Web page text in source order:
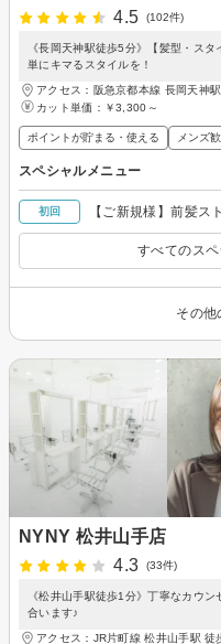
4.5
(102件)
《長岡天神駅徒歩5分》【髪型・ス
単にキマるスタイルを！
アクセス：阪急京都本線 長岡天神
カット単価： ￥3,300～
ポイントが貯まる・使える メンズ
スペシャルメニュー
初回 【ご新規様】前髪ス
すべてのス
その他
NYNY 松井山手店
4.3
(33件)
《松井山手駅徒歩1分》丁寧なカウ
合います♪
アクセス：JR片町線 松井山手駅 徒